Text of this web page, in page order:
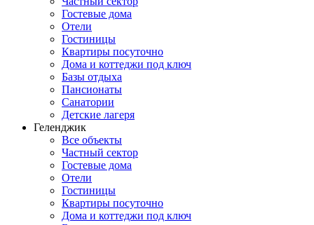
Гостевые дома
Отели
Гостиницы
Квартиры посуточно
Дома и коттеджи под ключ
Базы отдыха
Пансионаты
Санатории
Детские лагеря
Геленджик
Все объекты
Частный сектор
Гостевые дома
Отели
Гостиницы
Квартиры посуточно
Дома и коттеджи под ключ